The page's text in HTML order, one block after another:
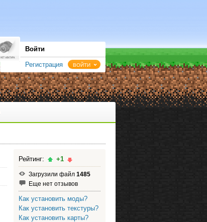
Войти
Регистрация ВОЙТИ
Рейтинг: +1
Загрузили файл 1485
Еще нет отзывов
Как установить моды?
Как установить текстуры?
Как установить карты?